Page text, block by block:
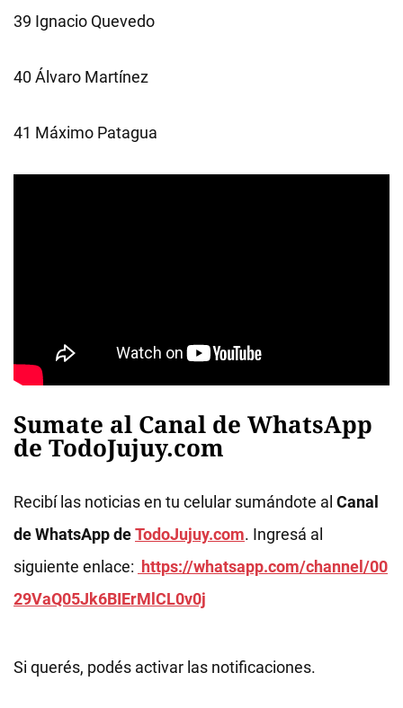
39 Ignacio Quevedo
40 Álvaro Martínez
41 Máximo Patagua
Sumate al Canal de WhatsApp
de TodoJujuy.com
Recibí las noticias en tu celular sumándote al Canal
de WhatsApp deTodoJujuy.com. Ingresá al
siguiente enlace: https://whatsapp.com/channel/00
29VaQ05Jk6BIErMlCL0v0j
Si querés, podés activar las notificaciones.